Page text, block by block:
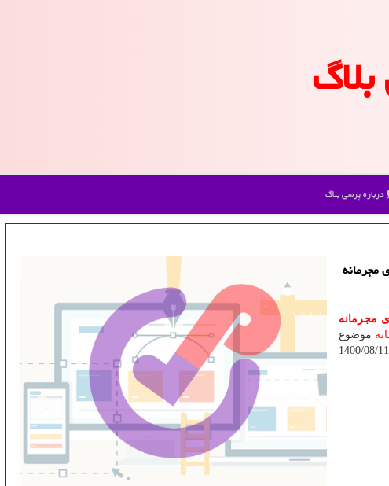
درباره پرسی بلاگ
مجرمانه
مجرمانه
موضوع